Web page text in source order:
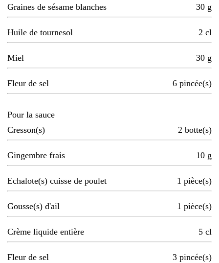
Graines de sésame blanches 30 g
Huile de tournesol 2 cl
Miel 30 g
Fleur de sel 6 pincée(s)
Pour la sauce
Cresson(s)
2 botte(s)
Gingembre frais 10 g
Echalote(s) cuisse de poulet 1 pièce(s)
Gousse(s) d'ail 1 pièce(s)
Crème liquide entière 5 cl
Fleur de sel 3 pincée(s)